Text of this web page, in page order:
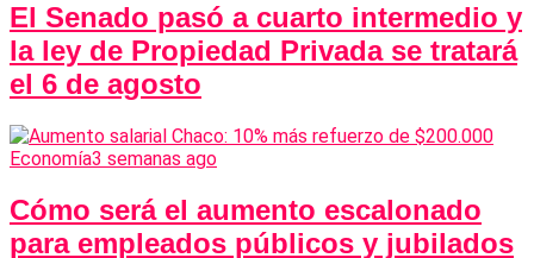
El Senado pasó a cuarto intermedio y
la ley de Propiedad Privada se tratará
el 6 de agosto
Economía3 semanas ago
Cómo será el aumento escalonado
para empleados públicos y jubilados